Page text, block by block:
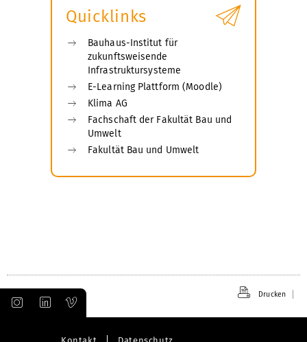
Quicklinks
Bauhaus-Institut für
zukunftsweisende
Infrastruktursysteme
E-Learning Plattform (Moodle)
Klima AG
Fachschaft der Fakultät Bau und
Umwelt
Fakultät Bau und Umwelt
Drucken
Kontakt Datenschutz